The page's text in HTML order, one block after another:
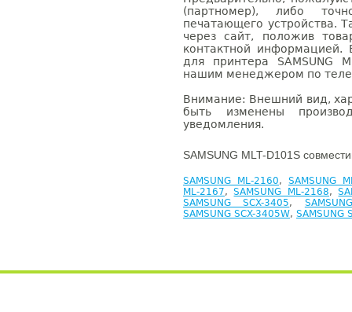
(партномер), либо
печатающего устройства.
через сайт, положив
контактной информацией.
для принтера SAMSUNG
нашим менеджером по
Внимание: Внешний вид,
быть изменены
уведомления.
SAMSUNG MLT-D101S
SAMSUNG ML-2160, SAMSUNG
ML-2167,SAMSUNG ML-2168,
SAMSUNG SCX-3405,
SAMSUNG SCX-3405W, SAMSUNG